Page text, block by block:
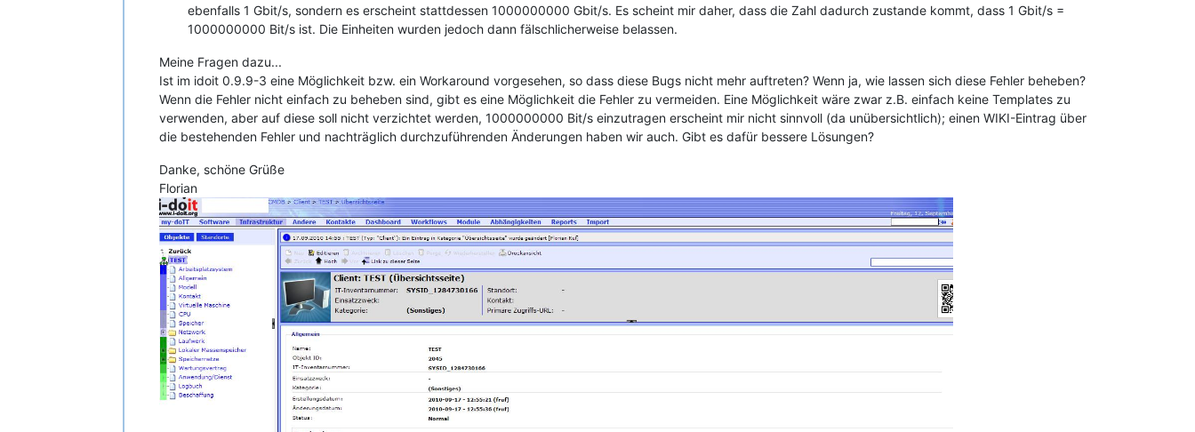
ebenfalls 1 Gbit/s, sondern es erscheint stattdessen 1000000000 Gbit/s. Es scheint mir daher, dass die Zahl dadurch zustande kommt, dass 1 Gbit/s =
1000000000 Bit/s ist. Die Einheiten wurden jedoch dann fälschlicherweise belassen.
Meine Fragen dazu...
Ist im idoit 0.9.9-3 eine Möglichkeit bzw. ein Workaround vorgesehen, so dass diese Bugs nicht mehr auftreten? Wenn ja, wie lassen sich diese Fehler beheben?
Wenn die Fehler nicht einfach zu beheben sind, gibt es eine Möglichkeit die Fehler zu vermeiden. Eine Möglichkeit wäre zwar z.B. einfach keine Templates zu
verwenden, aber auf diese soll nicht verzichtet werden, 1000000000 Bit/s einzutragen erscheint mir nicht sinnvoll (da unübersichtlich); einen WIKI-Eintrag über
die bestehenden Fehler und nachträglich durchzuführenden Änderungen haben wir auch. Gibt es dafür bessere Lösungen?
Danke, schöne Grüße
Florian